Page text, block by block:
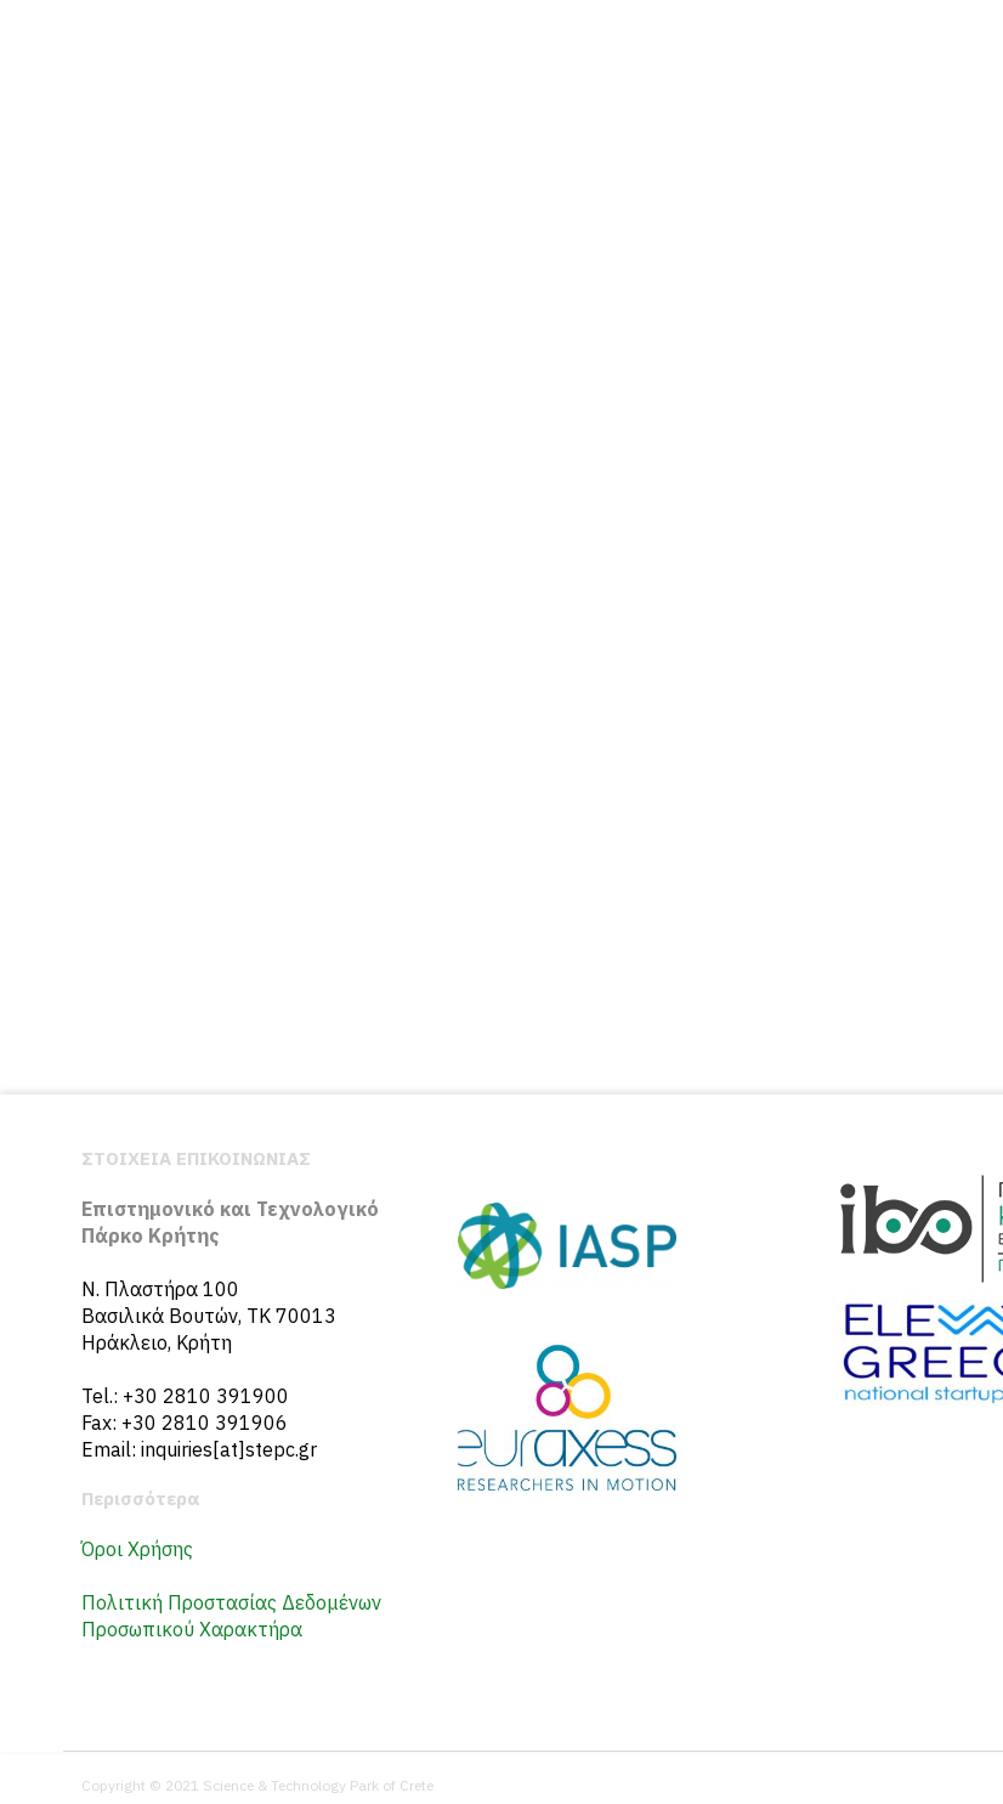
ΣΤΟΙΧΕΙΑ ΕΠΙΚΟΙΝΩΝΙΑΣ
Επιστημονικό και Τεχνολογικό
Πάρκο Κρήτης
N. Πλαστήρα 100
Βασιλικά Βουτών, ΤΚ 70013
Ηράκλειο, Κρήτη
Tel.: +30 2810 391900
Fax: +30 2810 391906
Email: inquiries[at]stepc.gr
Περισσότερα
Όροι Χρήσης
Πολιτική Προστασίας Δεδομένων
Προσωπικού Χαρακτήρα
Copyright © 2021 Science & Technology Park of Crete